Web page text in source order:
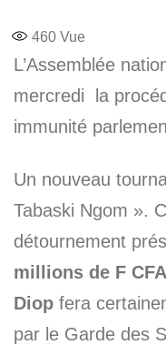
460 Vue
L’Assemblée
mercredi la
immunité
Un nouveau
Tabaski Ngom ».
détournement
millions de F CFA
Diop fera
par le Garde des